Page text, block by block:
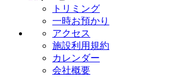
トリミング
一時お預かり
アクセス
施設利用規約
カレンダー
会社概要